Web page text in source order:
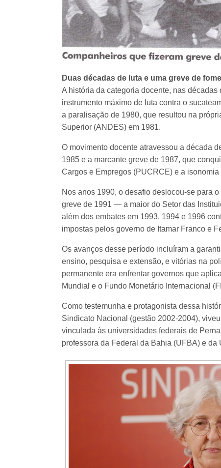
Duas décadas de luta e uma greve de fome
A história da categoria docente, nas
instrumento máximo de luta contra o
a paralisação de 1980, que resultou na
Superior (ANDES) em 1981.
O movimento docente atravessou a década
1985 e a marcante greve de 1987, que
Cargos e Empregos (PUCRCE) e a
Nos anos 1990, o desafio deslocou-se para
greve de 1991 — a maior do Setor das
além dos embates em 1993, 1994 e 1996
impostas pelos governo de Itamar Franco e
Os avanços desse período incluíram a
ensino, pesquisa e extensão, e vitórias na
permanente era enfrentar governos que
Mundial e o Fundo Monetário Internacional
Como testemunha e protagonista dessa
Sindicato Nacional (gestão 2002-2004),
vinculada às universidades federais de
professora da Federal da Bahia (UFBA) e